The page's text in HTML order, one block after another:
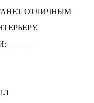
ОТЛИЧНЫМ
―――